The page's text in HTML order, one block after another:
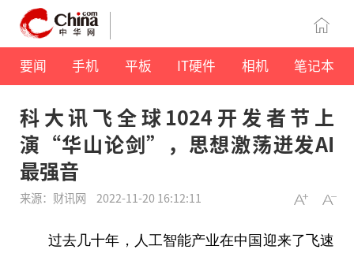
要闻 手机 平板 IT硬件 相机 笔记本
科大讯飞全球1024开发者节上
演“华山论剑”，思想激荡迸发AI
最强音
来源：财讯网 2022-11-20 16:12:11
过去几十年，人工智能产业在中国迎来了飞速